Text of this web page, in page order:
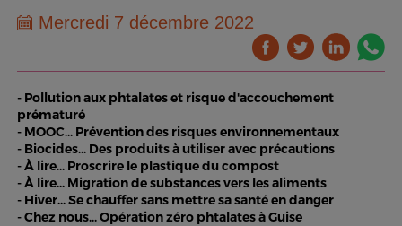
Mercredi 7 décembre 2022
- Pollution aux phtalates et risque d'accouchement
prématuré
- MOOC... Prévention des risques environnementaux
- Biocides... Des produits à utiliser avec précautions
- À lire... Proscrire le plastique du compost
- À lire... Migration de substances vers les aliments
- Hiver... Se chauffer sans mettre sa santé en danger
- Chez nous... Opération zéro phtalates à Guise